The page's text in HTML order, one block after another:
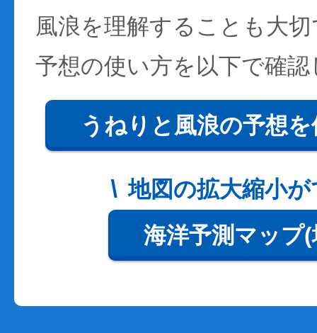
風浪を理解することも大
予想の使い方を以下で確
うねりと風浪の予想
地図の拡大縮小
海洋予測マップ